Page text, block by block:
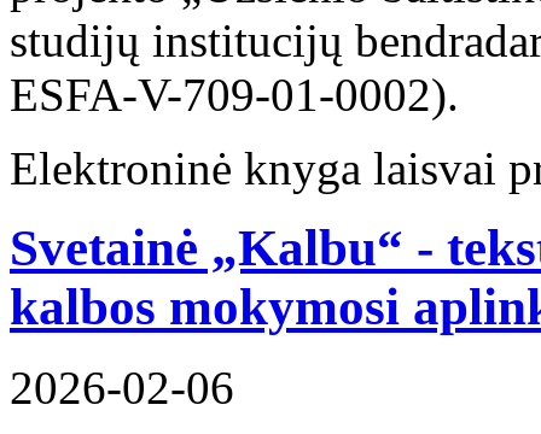
studijų institucijų
ESFA-V-709-01-0002).
Elektroninė knyga laisvai
Svetainė „Kalbu“ -
kalbos mokymosi
2026-02-06